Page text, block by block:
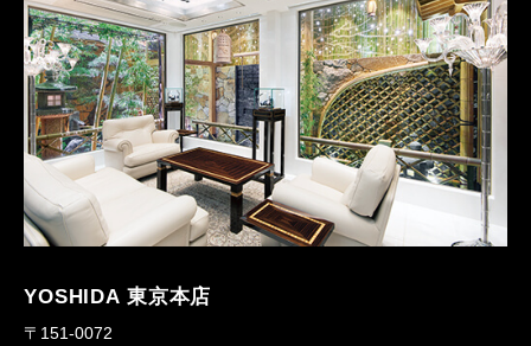
YOSHIDA 東京本店
〒151-0072